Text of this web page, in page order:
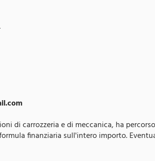
di carrozzeria e di meccanica, ha
finanziaria sull'intero importo.